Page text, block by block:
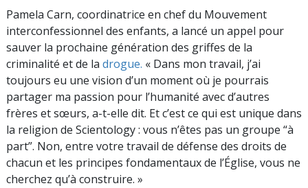
Pamela Carn, coordinatrice en chef du Mouvement
interconfessionnel des enfants, a lancé un appel pour
sauver la prochaine génération des griffes de la
criminalité et de la drogue. « Dans mon travail, j’ai
toujours eu une vision d’un moment où je pourrais
partager ma passion pour l’humanité avec d’autres
frères et sœurs, a-t-elle dit. Et c’est ce qui est unique dans
la religion de Scientology : vous n’êtes pas un groupe “à
part”. Non, entre votre travail de défense des droits de
chacun et les principes fondamentaux de l’Église, vous ne
cherchez qu’à construire. »